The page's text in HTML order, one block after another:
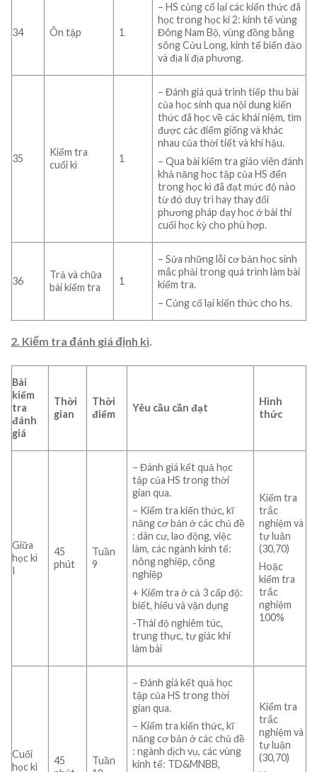
34 Ôn tập 1
– HS củng cố lại các kiến thức đã
học trong học kí 2: kinh tế vùng
Đông Nam Bộ, vùng đồng bằng
sông Cửu Long, kinh tế biển đảo
và địa lí địa phương.
35
Kiểm tra
cuối kì
1
– Đánh giá quá trình tiếp thu bài
của học sinh qua nội dung kiến
thức đã học về các khái niệm, tìm
được các điểm giống và khác
nhau của thời tiết và khí hậu.
– Qua bài kiểm tra giáo viên đánh
khả năng học tập của HS đến
trong học kì đã đạt mức độ nào
từ đó duy trì hay thay đổi
phương pháp dạy học ở bài thi
cuối học kỳ cho phù hợp.
36
Trả và chữa
bài kiểm tra
1
– Sửa những lỗi cơ bản học sinh
mắc phải trong quá trình làm bài
kiểm tra.
– Củng cố lại kiến thức cho hs.
2. Kiểm tra đánh giá định kì.
Bài
kiểm
tra
đánh
giá
Thời
gian
Thời
điểm
Yêu cầu cần đạt
Hình
thức
Giữa
học kì
I
45
phút
Tuần
9
– Đánh giá kết quả học
tập của HS trong thời
gian qua.
– Kiểm tra kiến thức, kĩ
năng cơ bản ở các chủ đề
: dân cư, lao động, việc
làm, các ngành kinh tế:
nông nghiệp, công
nghiệp
+ Kiểm tra ở cả 3 cấp độ:
biết, hiểu và vận dụng
-Thái độ nghiêm túc,
trung thực, tự giác khi
làm bài
Kiểm tra
trắc
nghiệm và
tự luận
(30,70)
Hoặc
kiểm tra
trắc
nghiệm
100%
Cuối
học kì
45
Tuần
– Đánh giá kết quả học
tập của HS trong thời
gian qua.
– Kiểm tra kiến thức, kĩ
năng cơ bản ở các chủ đề
: ngành dịch vụ, các vùng
kinh tế: TD&MNBB,
Kiểm tra
trắc
nghiệm và
tự luận
(30,70)